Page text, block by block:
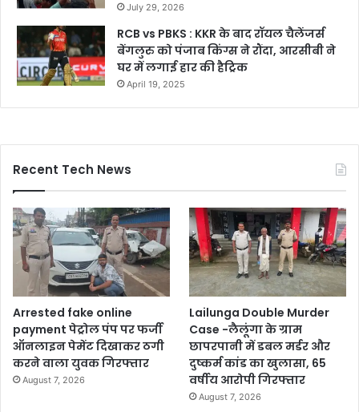
July 29, 2026
RCB vs PBKS : KKR के बाद रॉयल चैलेंजर्स
बेंगलुरु को पंजाब किंग्स ने रौंदा, आरसीबी ने
घर में लगाई हार की हैट्रिक
April 19, 2025
Recent Tech News
Arrested fake online
payment पेट्रोल पंप पर फर्जी
ऑनलाइन पेमेंट दिखाकर ठगी
करने वाला युवक गिरफ्तार
August 7, 2026
Lailunga Double Murder
Case -लैलूंगा के ग्राम
छापरपानी में डबल मर्डर और
दुष्कर्म कांड का खुलासा, 65
वर्षीय आरोपी गिरफ्तार
August 7, 2026